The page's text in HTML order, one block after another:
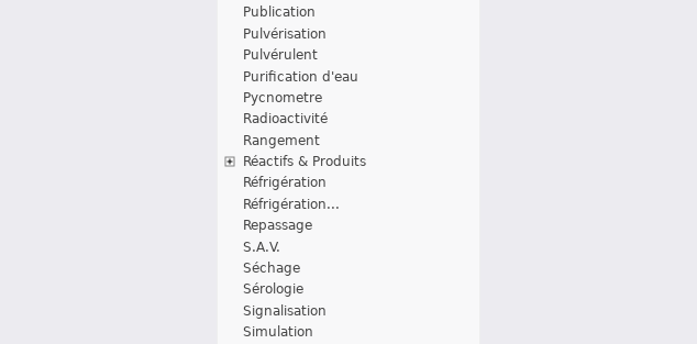
Publication
Pulvérisation
Pulvérulent
Purification d'eau
Pycnometre
Radioactivité
Rangement
Réactifs & Produits
Réfrigération
Réfrigération...
Repassage
S.A.V.
Séchage
Sérologie
Signalisation
Simulation